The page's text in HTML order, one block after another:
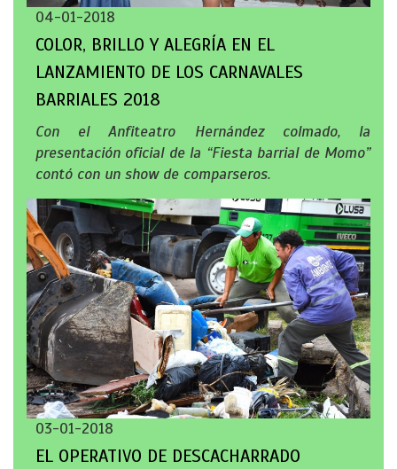
04-01-2018
COLOR, BRILLO Y ALEGRÍA EN EL
LANZAMIENTO DE LOS CARNAVALES
BARRIALES 2018
Con el Anfiteatro Hernández colmado, la
presentación oficial de la “Fiesta barrial de Momo”
contó con un show de comparseros.
03-01-2018
EL OPERATIVO DE DESCACHARRADO